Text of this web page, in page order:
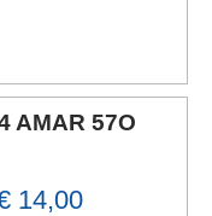
AMAR 57O
14,00